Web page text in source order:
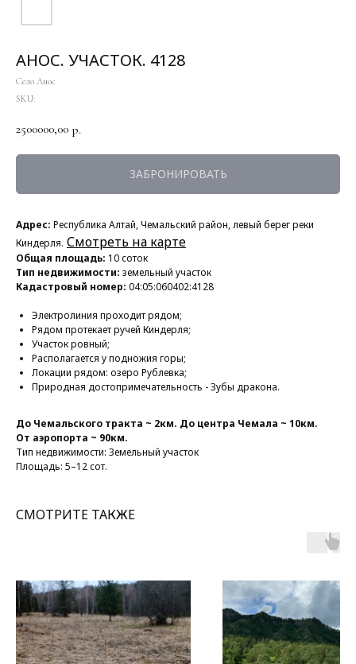
АНОС. УЧАСТОК. 4128
Село Анос
SKU:
2500000,00 р.
ЗАБРОНИРОВАТЬ
Адрес: Республика Алтай, Чемальский район, левый берег реки
Киндерля. Смотреть на карте
Общая площадь: 10 соток
Тип недвижимости: земельный участок
Кадастровый номер: 04:05:060402:4128
Электролиния проходит рядом;
Рядом протекает ручей Киндерля;
Участок ровный;
Располагается у подножия горы;
Локации рядом: озеро Рублевка;
Природная достопримечательность - Зубы дракона.
До Чемальского тракта ~ 2км. До центра Чемала ~ 10км.
От аэропорта ~ 90км.
Тип недвижимости: Земельный участок
Площадь: 5–12 сот.
СМОТРИТЕ ТАКЖЕ